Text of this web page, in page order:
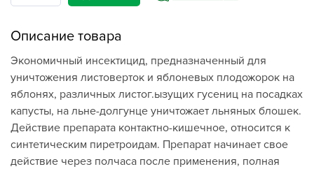
Описание товара
Экономичный инсектицид, предназначенный для
уничтожения листоверток и яблоневых плодожорок на
яблонях, различных листог.ызущих гусениц на посадках
капусты, на льне-долгунце уничтожает льняных блошек.
Действие препарата контактно-кишечное, относится к
синтетическим пиретроидам. Препарат начинает свое
действие через полчаса после применения, полная